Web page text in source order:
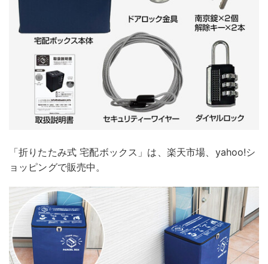
「折りたたみ式 宅配ボックス」は、楽天市場、yahoo!シ
ョッピングで販売中。